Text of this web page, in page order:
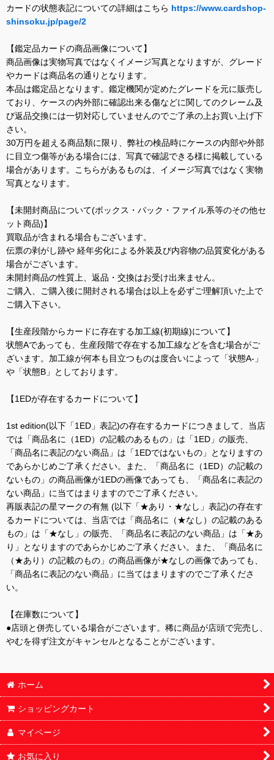
カードの状態表記についての詳細はこちら https://www.cardshop-
shinsoku.jp/page/2
【鑑定品カードの商品画像について】
商品画像は実物写真ではなくイメージ写真となりますが、グレード
やカードは商品名の通りとなります。
本品は鑑定品となります。鑑定機関が定めたグレードを元に販売し
ており、ケースの内外部に確認出来る傷などに関してのクレーム及
び返品交換には一切対応していませんのでご了承の上お買い上げ下
さい。
30万円を超える商品類に限り、弊社の検品時にケースの内部や外部
に目立つ傷等がある場合には、写真で確認できる様に掲載している
場合があります。こちらがあるものは、イメージ写真ではなく実物
写真となります。
【未開封商品について(ボックス・パック・ファイル系等のその他セ
ット商品)】
買取品が含まれる場合もございます。
伝票の剥がし跡や 経年劣化による外装及び内容物の品質変化がある
場合がございます。
未開封商品の性質上、返品・交換はお受け出来ません。
ご購入、ご購入後に開封される場合は以上を必ずご理解頂いた上で
ご購入下さい。
【生産段階からカードに存在する加工線(初期線)について】
状態Aであっても、生産段階で存在する加工線などを含む場合がご
ざいます。加工線が何本も目立つものは度合いによって「状態A-」
や「状態B」としております。
【1EDが存在するカードについて】
1st edition(以下「1ED」表記)の存在するカードにつきまして、当店
では「商品名に（1ED）の記載のあるもの」は「1ED」の販売、
「商品名に表記のない商品」は「1EDではないもの」となりますの
であらかじめご了承ください。また、「商品名に（1ED）の記載の
ないもの」の商品画像が1EDの画像であっても、「商品名に表記の
ない商品」に当てはまりますのでご了承ください。
再販表記の星マークの有無 (以下「★あり・★なし」表記)の存在す
るカードについては、当店では「商品名に（★なし）の記載のある
もの」は「★なし」の販売、「商品名に表記のない商品」は「★あ
り」となりますのであらかじめご了承ください。また、「商品名に
（★あり）の記載のもの」の商品画像が★なしの画像であっても、
「商品名に表記のない商品」に当てはまりますのでご了承くださ
い。
【在庫数について】
●店頭と併売している場合がございます。稀に商品が店頭で完売し、
やむを得ず注文がキャンセルとなることがございます。
ホーム
ショッピングカート
マイページ
お気に入り